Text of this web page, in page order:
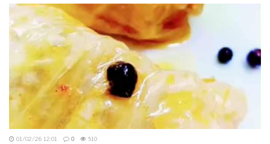
01/02/26 12:01 0 510